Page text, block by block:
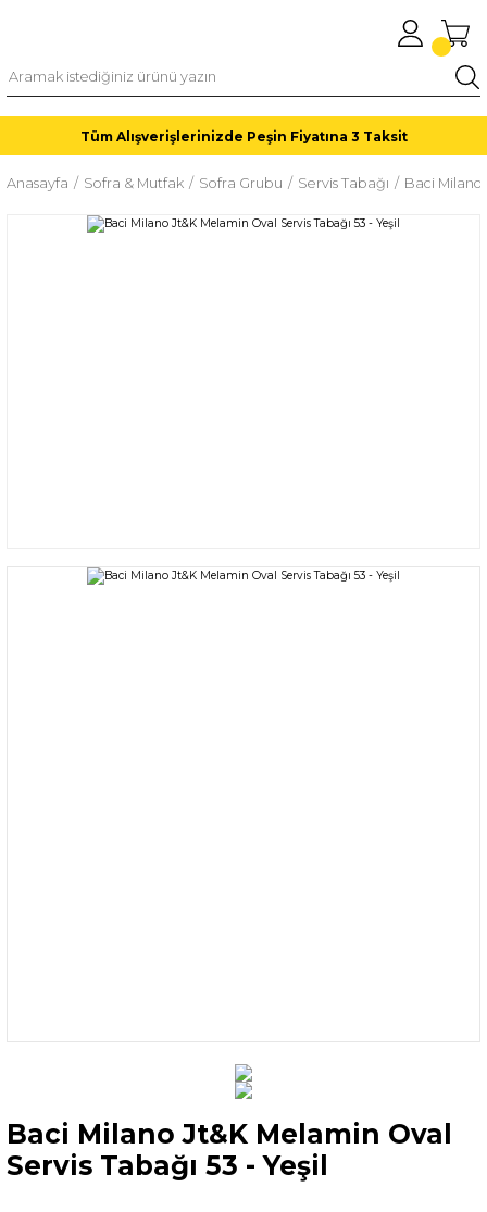
Tüm Alışverişlerinizde Peşin Fiyatına 3 Taksit
Anasayfa Sofra & Mutfak Sofra Grubu Servis Tabağı Baci Milano
Baci Milano Jt&K Melamin Oval
Servis Tabağı 53 - Yeşil